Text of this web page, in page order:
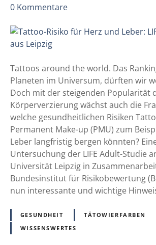
e
p
t
i
e
r
e
n
s
n
h
a
f
t
b
i
s
h
e
r
w
k
0 Kommentarez
T
t
o
o
-
R
i
s
i
k
o
f
H
Tattoos around the world. Das
Planeten im Universum, dürften wir
Doch mit der steigenden Popularität
Körperverzierung wächst auch die
welche gesundheitlichen Risiken
Permanent Make-up (PMU) zum
Leber langfristig bergen könnten?
Untersuchung der LIFE Adult-Studie
Universität Leipzig in
Bundesinstitut für Risikobewertung
nun interessante und wichtige
GESUNDHEIT
TÄTOWIERFARBEN
WISSENSWERTES